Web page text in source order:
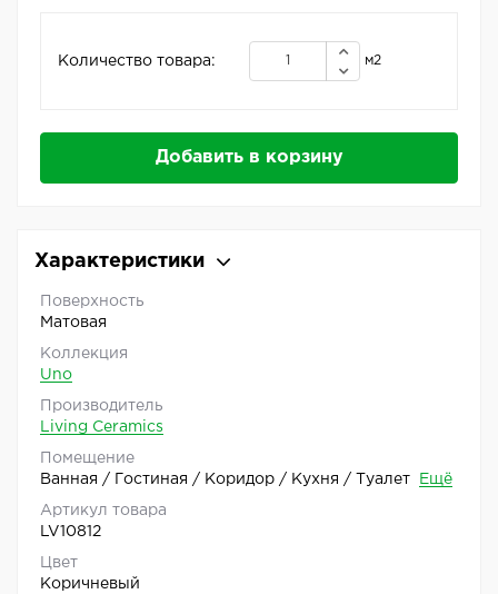
Количество товара: м2
Добавить в корзину
Характеристики
Поверхность
Матовая
Коллекция
Uno
Производитель
Living Ceramics
Помещение
Ванная / Гостиная / Коридор / Кухня / Туалет
Ещё
Артикул товара
LV10812
Цвет
Коричневый